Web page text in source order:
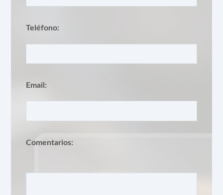
Teléfono:
Email:
Comentarios: